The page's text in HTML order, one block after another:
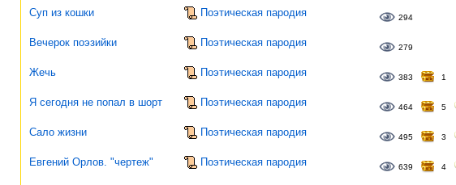
Суп из кошки Поэтическая пародия 294
Вечерок поэзийки Поэтическая пародия 279
Жечь Поэтическая пародия 383 1
Я сегодня не попал в шорт Поэтическая пародия 464 5
Сало жизни Поэтическая пародия 495 3
Евгений Орлов. "чертеж" Поэтическая пародия 639 4